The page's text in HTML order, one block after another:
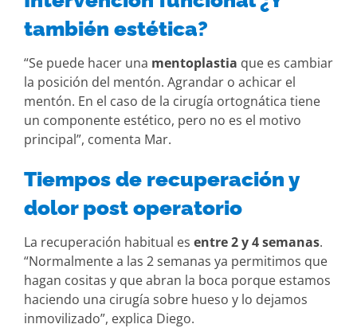
también estética?
“Se puede hacer una mentoplastia que es cambiar
la posición del mentón. Agrandar o achicar el
mentón. En el caso de la cirugía ortognática tiene
un componente estético, pero no es el motivo
principal”, comenta Mar.
Tiempos de recuperación y
dolor post operatorio
La recuperación habitual es entre 2 y 4 semanas.
“Normalmente a las 2 semanas ya permitimos que
hagan cositas y que abran la boca porque estamos
haciendo una cirugía sobre hueso y lo dejamos
inmovilizado”, explica Diego.